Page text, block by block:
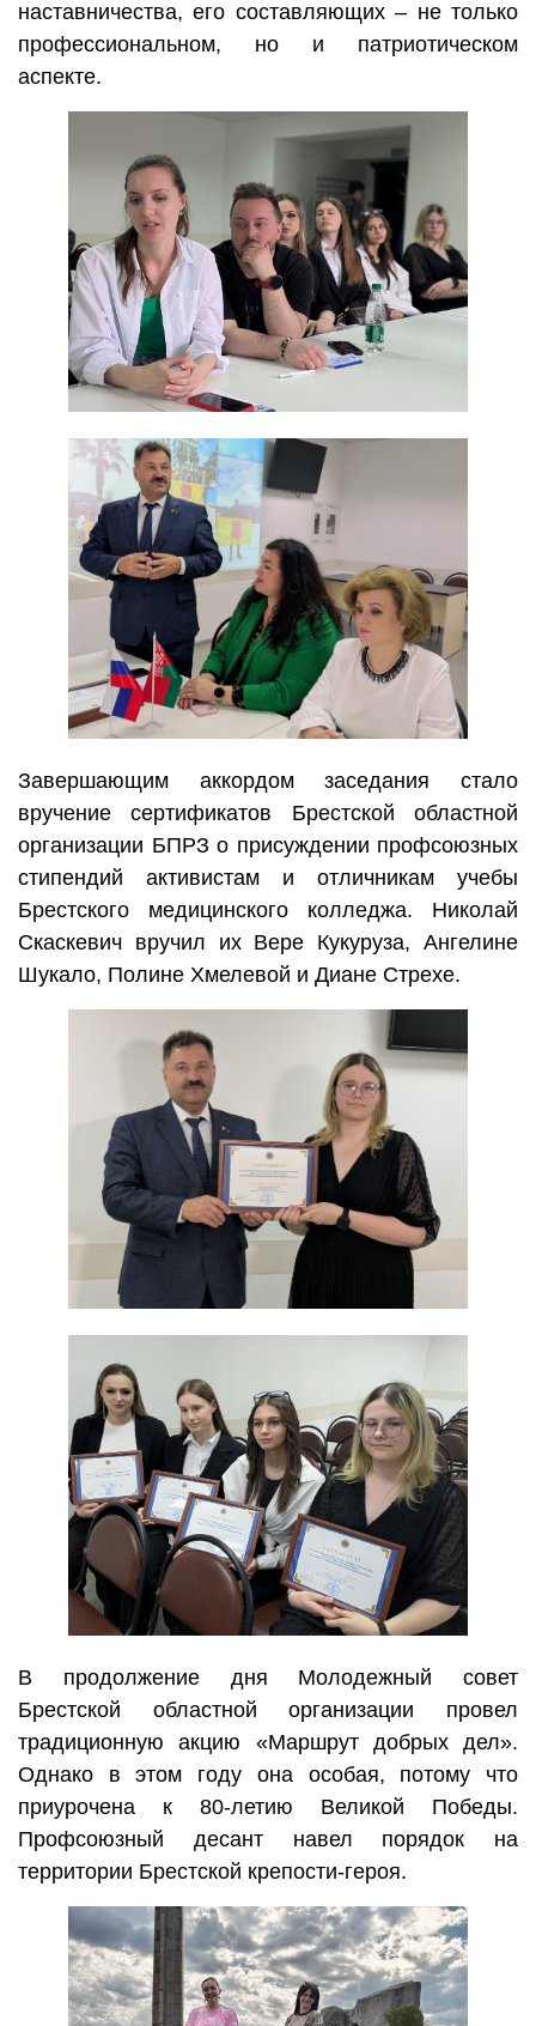
наставничества, его составляющих – не только
профессиональном, но и патриотическом
аспекте.
Завершающим аккордом заседания стало
вручение сертификатов Брестской областной
организации БПРЗ о присуждении профсоюзных
стипендий активистам и отличникам учебы
Брестского медицинского колледжа. Николай
Скаскевич вручил их Вере Кукуруза, Ангелине
Шукало, Полине Хмелевой и Диане Стрехе.
В продолжение дня Молодежный совет
Брестской областной организации провел
традиционную акцию «Маршрут добрых дел».
Однако в этом году она особая, потому что
приурочена к 80-летию Великой Победы.
Профсоюзный десант навел порядок на
территории Брестской крепости-героя.